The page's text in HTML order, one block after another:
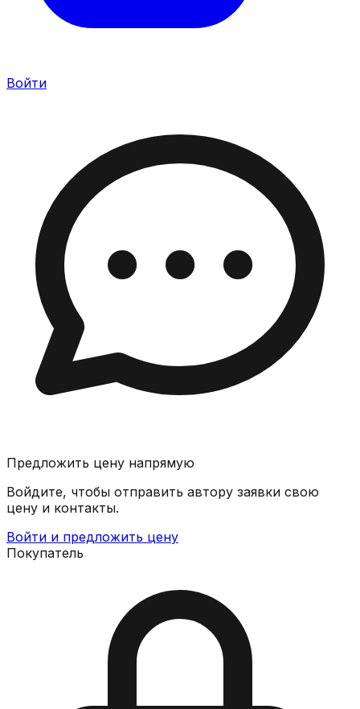
Войти
Предложить цену напрямую
Войдите, чтобы отправить автору заявки свою
цену и контакты.
Войти и предложить цену
Покупатель